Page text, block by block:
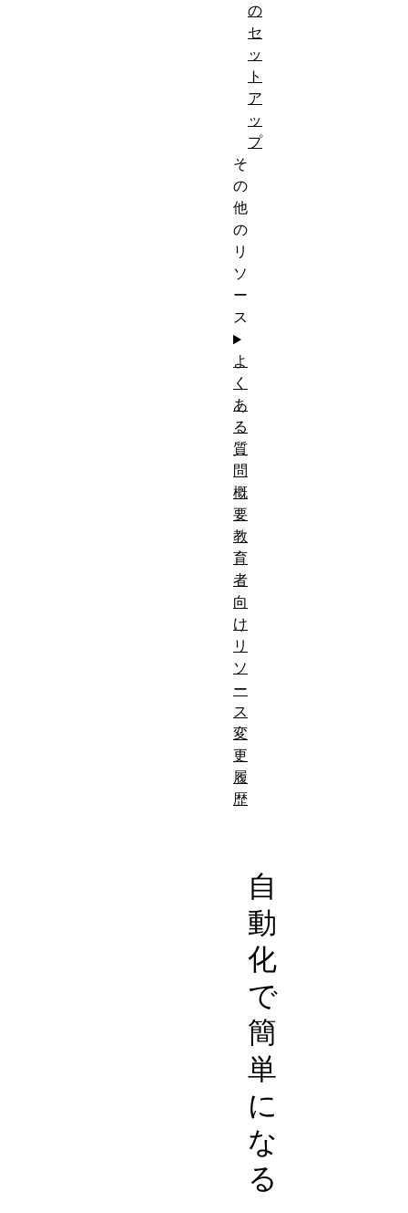
自
動
化
で
簡
単
に
な
る
の
セ
ッ
ト
ア
ッ
プ
そ
の
他
の
リ
ソ
ー
ス
よ
く
あ
る
質
問
概
要
教
育
者
向
け
リ
ソ
ー
ス
変
更
履
歴